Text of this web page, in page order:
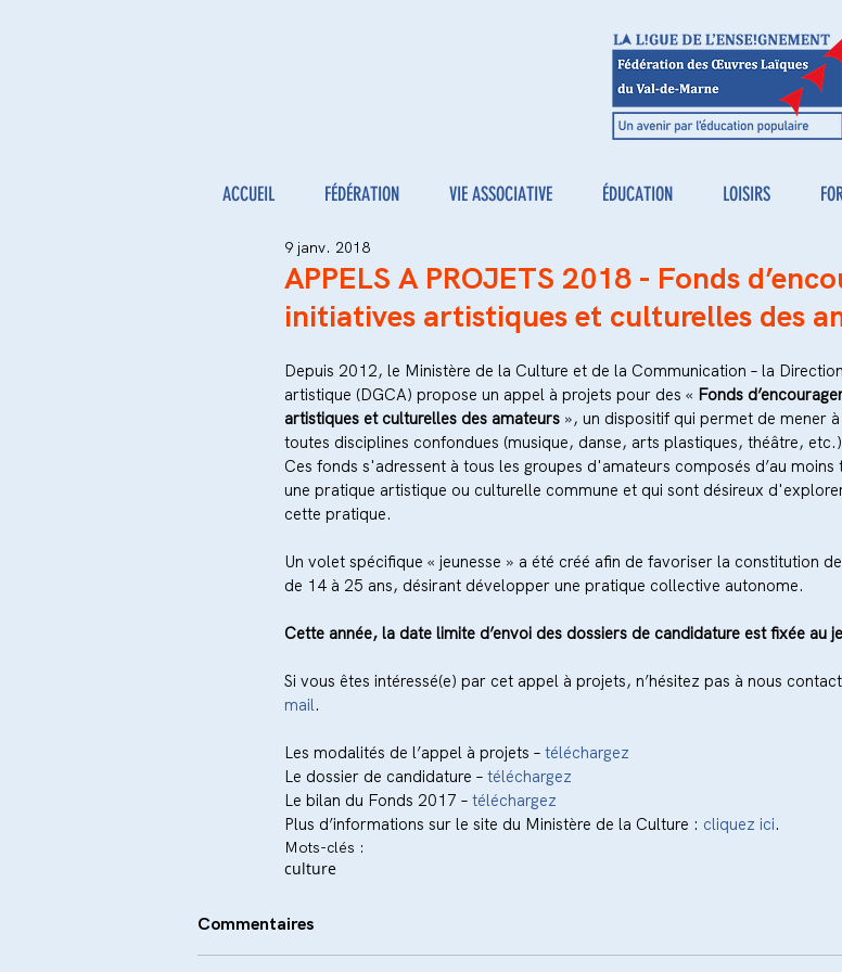
ACCUEIL FÉDÉRATION VIE ASSOCIATIVE ÉDUCATION LOISIRS
APPELS A PROJETS 2018 - Fonds
initiatives artistiques et culturelles des
9 janv. 2018
Depuis 2012, le Ministère de la Culture et de la Communication – la
artistique (DGCA) propose un appel à projets pour des « Fonds
artistiques et culturelles des amateurs », un dispositif qui permet de mener
toutes disciplines confondues (musique, danse, arts plastiques, théâtre,
Ces fonds s'adressent à tous les groupes d'amateurs composés d’au
une pratique artistique ou culturelle commune et qui sont désireux
cette pratique.
Un volet spécifique « jeunesse » a été créé afin de favoriser la constitution
de 14 à 25 ans, désirant développer une pratique collective autonome.
Cette année, la date limite d’envoi des dossiers de candidature est fixée au
Si vous êtes intéressé(e) par cet appel à projets, n’hésitez pas à nous
mail.
Les modalités de l’appel à projets – téléchargez
Le dossier de candidature – téléchargez
Le bilan du Fonds 2017 – téléchargez
Plus d’informations sur le site du Ministère de la Culture : cliquez ici.
Mots-clés :
culture
Commentaires